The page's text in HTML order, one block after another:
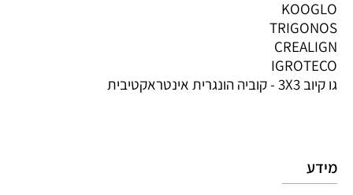
KOOGLO
TRIGONOS
CREALIGN
IGROTECO
גו קיוב 3X3 - קוביה הונגרית אינטראקטיבית
מידע